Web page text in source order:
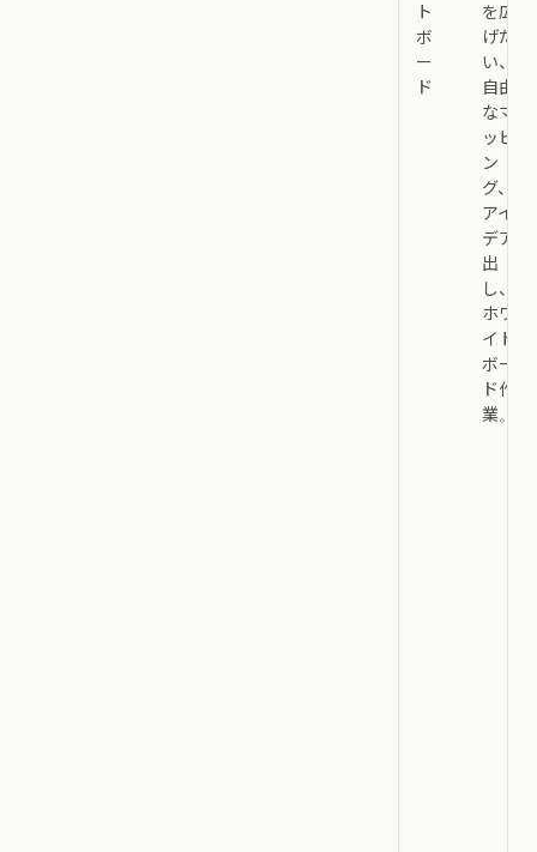
ト
ボ
ー
ド
を広
げた
い、
自由
なマ
ッピ
ン
グ、
アイ
デア
出
し、
ホワ
イト
ボー
ド作
業。